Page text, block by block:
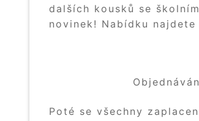
dalších kousků se
novinek! Nabídku
Poté se všechny